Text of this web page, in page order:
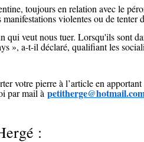
toujours en relation avec le
violentes ou de tenter
qui veut nous tuer. Lorsqu'ils sont
», a-t-il déclaré, qualifiant les
votre pierre à l’article en
par mail à
: